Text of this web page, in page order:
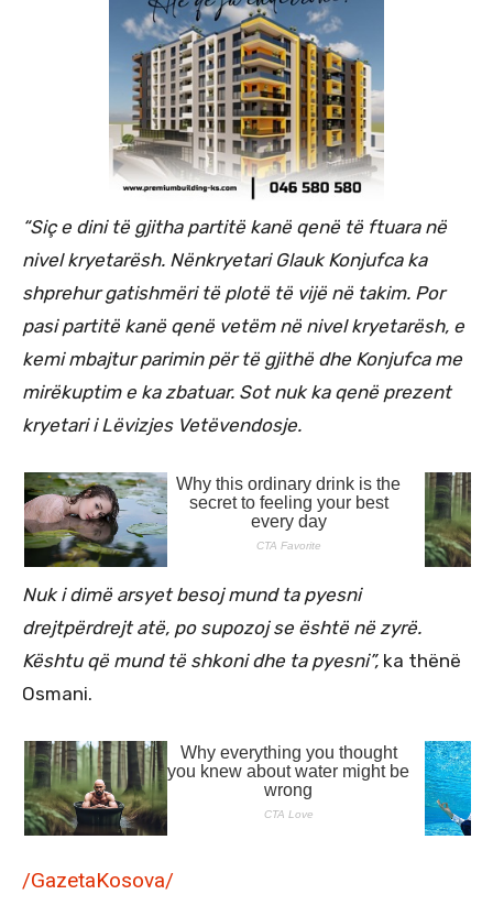
“Siç e dini të gjitha partitë kanë qenë të ftuara në
nivel kryetarësh. Nënkryetari Glauk Konjufca ka
shprehur gatishmëri të plotë të vijë në takim. Por
pasi partitë kanë qenë vetëm në nivel kryetarësh, e
kemi mbajtur parimin për të gjithë dhe Konjufca me
mirëkuptim e ka zbatuar. Sot nuk ka qenë prezent
kryetari i Lëvizjes Vetëvendosje.
Nuk i dimë arsyet besoj mund ta pyesni
drejtpërdrejt atë, po supozoj se është në zyrë.
Kështu që mund të shkoni dhe ta pyesni”, ka thënë
Osmani.
/GazetaKosova/